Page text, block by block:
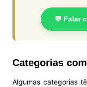
💬 Falar
Categorias
Algumas categorias